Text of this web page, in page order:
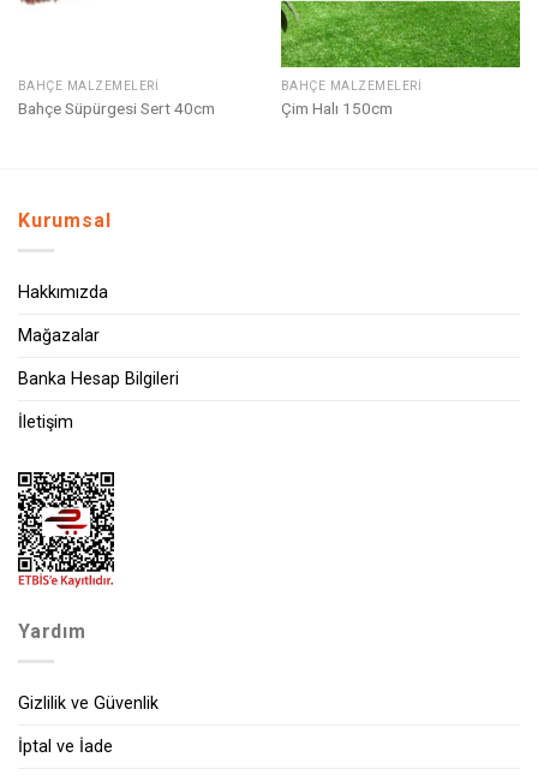
BAHÇE MALZEMELERI
Bahçe Süpürgesi Sert 40cm
BAHÇE MALZEMELERI
Çim Halı 150cm
Kurumsal
Hakkımızda
Mağazalar
Banka Hesap Bilgileri
İletişim
Yardım
Gizlilik ve Güvenlik
İptal ve İade